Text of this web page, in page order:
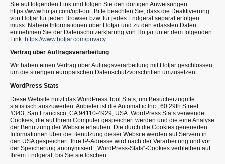
Sie auf folgenden Link und folgen Sie den dortigen Anweisungen:
https://www.hotjar.com/opt-out. Bitte beachten Sie, dass die Deaktivierung
von Hotjar für jeden Browser bzw. für jedes Endgerät separat erfolgen
muss. Nähere Informationen über Hotjar und zu den erfassten Daten
entnehmen Sie der Datenschutzerklärung von Hotjar unter dem folgenden
Link: https://www.hotjar.com/privacy
Vertrag über Auftragsverarbeitung
Wir haben einen Vertrag über Auftragsverarbeitung mit Hotjar geschlossen,
um die strengen europäischen Datenschutzvorschriften umzusetzen.
WordPress Stats
Diese Website nutzt das WordPress Tool Stats, um Besucherzugriffe
statistisch auszuwerten. Anbieter ist die Automattic Inc., 60 29th Street
#343, San Francisco, CA 94110-4929, USA. WordPress Stats verwendet
Cookies, die auf Ihrem Computer gespeichert werden und die eine Analyse
der Benutzung der Website erlauben. Die durch die Cookies generierten
Informationen über die Benutzung dieser Website werden auf Servern in
den USA gespeichert. Ihre IP-Adresse wird nach der Verarbeitung und vor
der Speicherung anonymisiert. „WordPress-Stats“-Cookies verbleiben auf
Ihrem Endgerät, bis Sie sie löschen.